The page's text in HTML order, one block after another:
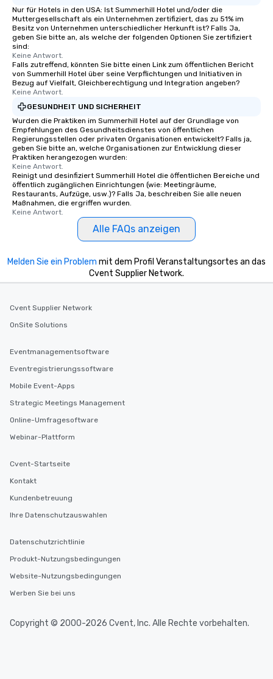
Nur für Hotels in den USA: Ist Summerhill Hotel und/oder die
Muttergesellschaft als ein Unternehmen zertifiziert, das zu 51% im
Besitz von Unternehmen unterschiedlicher Herkunft ist? Falls Ja,
geben Sie bitte an, als welche der folgenden Optionen Sie zertifiziert
sind:
Keine Antwort.
Falls zutreffend, könnten Sie bitte einen Link zum öffentlichen Bericht
von Summerhill Hotel über seine Verpflichtungen und Initiativen in
Bezug auf Vielfalt, Gleichberechtigung und Integration angeben?
Keine Antwort.
GESUNDHEIT UND SICHERHEIT
Wurden die Praktiken im Summerhill Hotel auf der Grundlage von
Empfehlungen des Gesundheitsdienstes von öffentlichen
Regierungsstellen oder privaten Organisationen entwickelt? Falls ja,
geben Sie bitte an, welche Organisationen zur Entwicklung dieser
Praktiken herangezogen wurden:
Keine Antwort.
Reinigt und desinfiziert Summerhill Hotel die öffentlichen Bereiche und
öffentlich zugänglichen Einrichtungen (wie: Meetingräume,
Restaurants, Aufzüge, usw.)? Falls Ja, beschreiben Sie alle neuen
Maßnahmen, die ergriffen wurden.
Keine Antwort.
Alle FAQs anzeigen
Melden Sie ein Problem mit dem Profil Veranstaltungsortes an das
Cvent Supplier Network.
Cvent Supplier Network
OnSite Solutions
Eventmanagementsoftware
Eventregistrierungssoftware
Mobile Event-Apps
Strategic Meetings Management
Online-Umfragesoftware
Webinar-Plattform
Cvent-Startseite
Kontakt
Kundenbetreuung
Ihre Datenschutzauswahlen
Datenschutzrichtlinie
Produkt-Nutzungsbedingungen
Website-Nutzungsbedingungen
Werben Sie bei uns
Copyright © 2000-2026 Cvent, Inc. Alle Rechte vorbehalten.